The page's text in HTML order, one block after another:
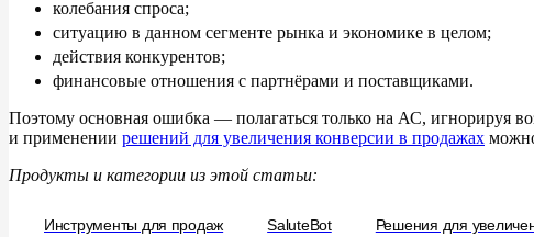
колебания спроса;
ситуацию в данном сегменте рынка и экономике в целом;
действия конкурентов;
финансовые отношения с партнёрами и поставщиками.
Поэтому основная ошибка — полагаться только на АС, игнорируя
и применении решений для увеличения конверсии в продажах
Продукты и категории из этой статьи:
Инструменты для продаж SaluteBot Решения для